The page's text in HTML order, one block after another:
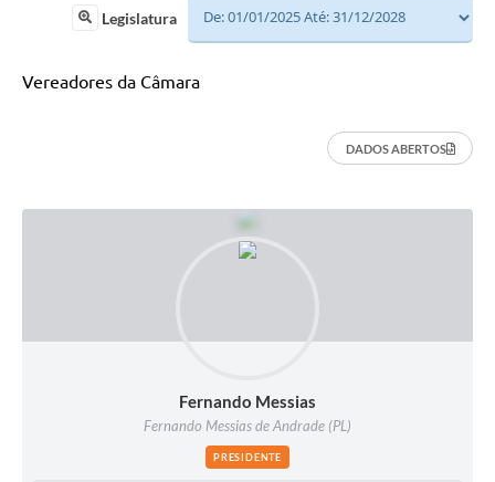
Legislatura
Vereadores da Câmara
DADOS ABERTOS
Fernando Messias
Fernando Messias de Andrade (PL)
PRESIDENTE